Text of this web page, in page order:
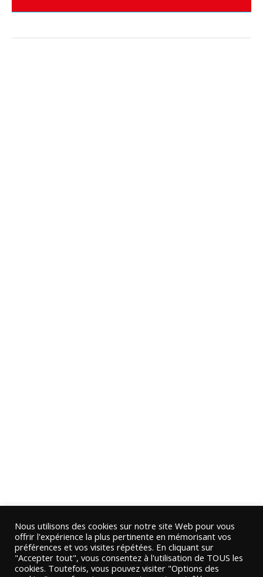
Nous utilisons des cookies sur notre site Web pour vous
offrir l'expérience la plus pertinente en mémorisant vos
préférences et vos visites répétées. En cliquant sur
"Accepter tout", vous consentez à l'utilisation de TOUS les
cookies. Toutefois, vous pouvez visiter "Options des